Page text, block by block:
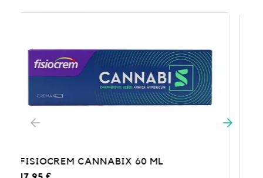
PHYSIORELAX ULTRA HEAT PLUS 75